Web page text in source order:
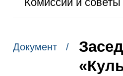
Документ /